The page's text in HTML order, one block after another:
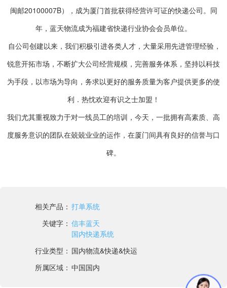
闽邮20100007B），成为厦门首批获得经营许可证的快递公司。同
年，蓝天物流成为福建省快递行业协会会员单位。
自公司创建以来，我们积极引进各类人才，大量采用先进管理经验，
锐意开拓市场，不断扩大公司经营规模，完善服务体系，坚持以科技
为手段，以市场为导向，务求以更好的服务质量为客户提供更多的使
利．热忱欢迎有识之士加盟！
我们尤其重视致力于对一线员工的培训，今天，一批拥有高素质、高
度服务意识的团队在兢兢业业的运作，在厦门间具有良好的信誉与口
碑。
相关产品： 打单系统
关键字： 信丰蓝天
国内快递系统
行业类型： 国内物流&快递&快运
所属区域： 中国国内